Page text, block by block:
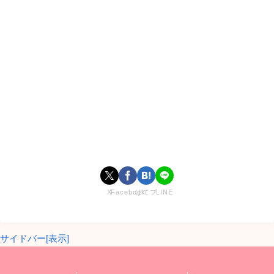
XFacebookはてブLINE
サイドバー[表示]